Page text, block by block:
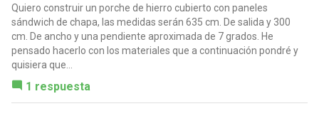
Quiero construir un porche de hierro cubierto con paneles
sándwich de chapa, las medidas serán 635 cm. De salida y 300
cm. De ancho y una pendiente aproximada de 7 grados. He
pensado hacerlo con los materiales que a continuación pondré y
quisiera que...
1 respuesta